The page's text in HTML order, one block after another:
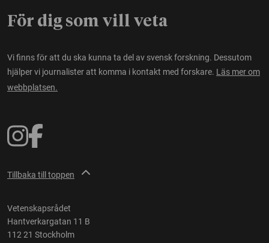
För dig som vill veta
Vi finns för att du ska kunna ta del av svensk forskning. Dessutom
hjälper vi journalister att komma i kontakt med forskare. Läs mer om
webbplatsen.
Tillbaka till toppen
Vetenskapsrådet
Hantverkargatan 11 B
112 21 Stockholm